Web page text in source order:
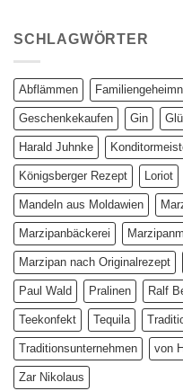
SCHLAGWÖRTER
Abflämmen
Geschenkekaufen Gin
Ha­rald Juhn­ke
Königsberger Rezept Lo­ri­ot
Mandeln aus Moldawien
Marzipanbäckerei
Marzipan nach Originalrezept
Paul Wald Pralinen Ralf
Teekonfekt Tequila
Traditionsunternehmen von
Zar Nikolaus